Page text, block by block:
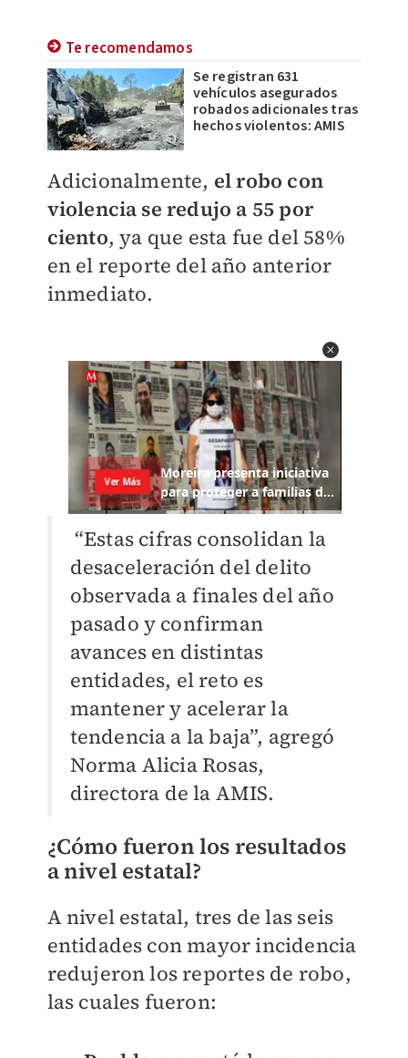
Te recomendamos
Se registran 631
vehículos asegurados
robados adicionales tras
hechos violentos: AMIS
Adicionalmente, el robo con
violencia se redujo a 55 por
ciento, ya que esta fue del 58%
en el reporte del año anterior
inmediato.
“Estas cifras consolidan la
desaceleración del delito
observada a finales del año
pasado y confirman
avances en distintas
entidades, el reto es
mantener y acelerar la
tendencia a la baja”, agregó
Norma Alicia Rosas,
directora de la AMIS.
¿Cómo fueron los resultados
a nivel estatal?
A nivel estatal, tres de las seis
entidades con mayor incidencia
redujeron los reportes de robo,
las cuales fueron: